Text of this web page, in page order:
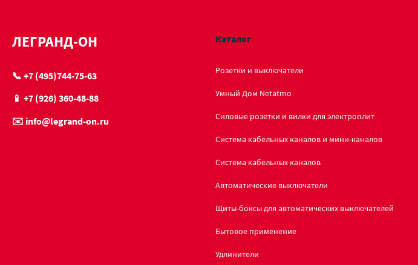
ЛЕГРАНД-ОН
📞 +7 (495)744-75-63
📱 +7 (926) 360-48-88
✉️ info@legrand-on.ru
Каталог
Розетки и выключатели
Умный Дом Netatmo
Силовые розетки и вилки для электроплит
Система кабельных каналов и мини-каналов
Система кабельных каналов
Автоматические выключатели
Щиты-боксы для автоматических выключателей
Бытовое применение
Удлинители